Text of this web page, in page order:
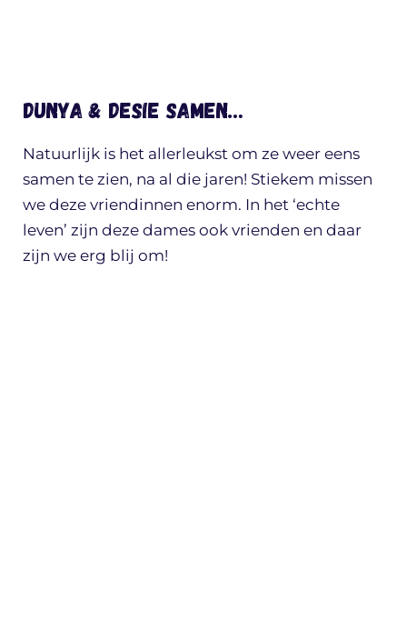
Dunya & Desie samen…
Natuurlijk is het allerleukst om ze weer eens
samen te zien, na al die jaren! Stiekem missen
we deze vriendinnen enorm. In het ‘echte
leven’ zijn deze dames ook vrienden en daar
zijn we erg blij om!